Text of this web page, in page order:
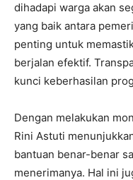
dihadapi warga akan
yang baik antara
penting untuk
berjalan efektif.
kunci keberhasilan
Dengan melakukan
Rini Astuti
bantuan benar-benar
menerimanya. Hal ini